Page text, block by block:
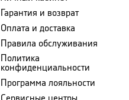
Гарантия и возврат
Оплата и доставка
Правила обслуживания
Политика
конфиденциальности
Программа лояльности